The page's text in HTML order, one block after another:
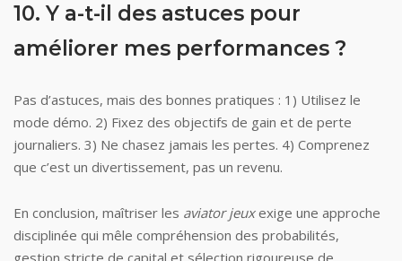
10. Y a-t-il des astuces pour
améliorer mes performances ?
Pas d’astuces, mais des bonnes pratiques : 1) Utilisez le
mode démo. 2) Fixez des objectifs de gain et de perte
journaliers. 3) Ne chasez jamais les pertes. 4) Comprenez
que c’est un divertissement, pas un revenu.
En conclusion, maîtriser les aviator jeuxexige une approche
disciplinée qui mêle compréhension des probabilités,
gestion stricte de capital et sélection rigoureuse de